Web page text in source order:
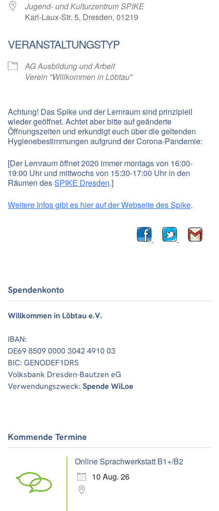
Jugend- und Kulturzentrum SPIKE
Karl-Laux-Str. 5, Dresden, 01219
VERANSTALTUNGSTYP
AG Ausbildung und Arbeit
Verein "Willkommen in Löbtau"
Achtung! Das Spike und der Lernraum sind prinzipiell
wieder geöffnet. Achtet aber bitte auf geänderte
Öffnungszeiten und erkundigt euch über die geltenden
Hygienebestimmungen aufgrund der Corona-Pandemie:
[Der Lernraum öffnet 2020 immer montags von 16:00-
19:00 Uhr und mittwochs von 15:30-17:00 Uhr in den
Räumen desSPIKE Dresden.]
Weitere Infos gibt es hier auf der Webseite des Spike.
Spendenkonto
Willkommen in Löbtau e.V.
IBAN:
DE69 8509 0000 3042 4910 03
BIC: GENODEF1DRS
Volksbank Dresden-Bautzen eG
Verwendungszweck: Spende WiLoe
Kommende Termine
Online Sprachwerkstatt B1+/B2
10 Aug. 26